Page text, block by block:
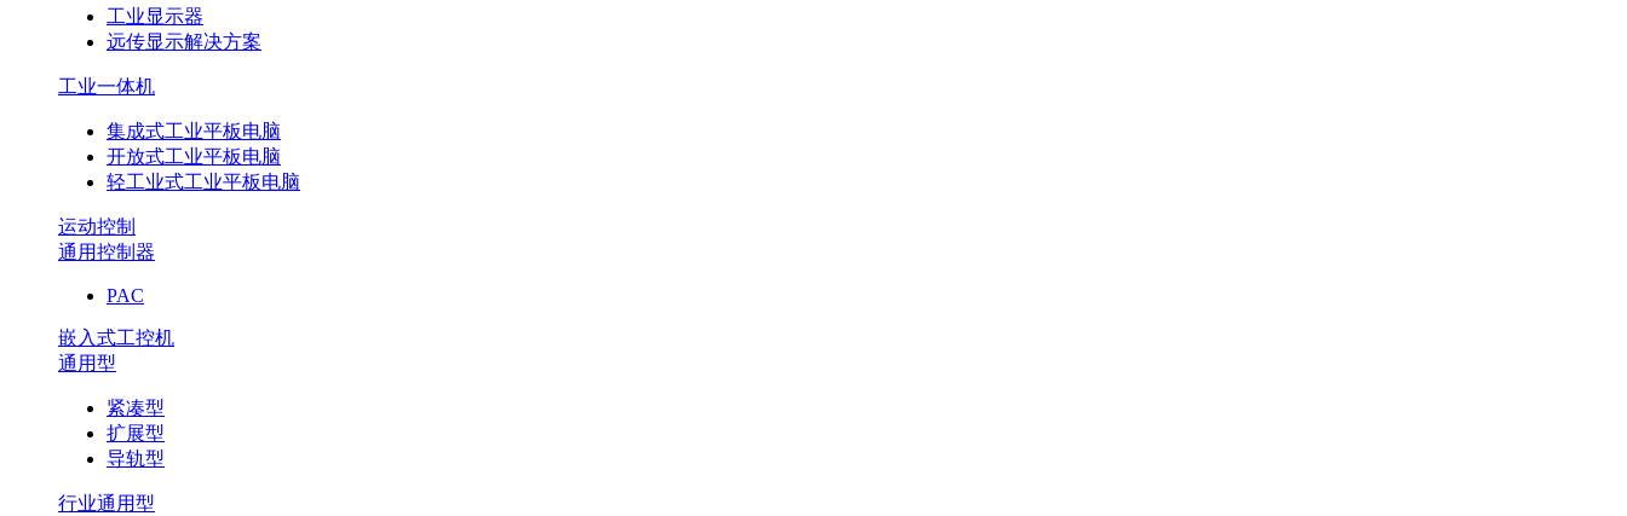
工业显示器
远传显示解决方案
工业一体机
集成式工业平板电脑
开放式工业平板电脑
轻工业式工业平板电脑
运动控制
通用控制器
PAC
嵌入式工控机
通用型
紧凑型
扩展型
导轨型
行业通用型